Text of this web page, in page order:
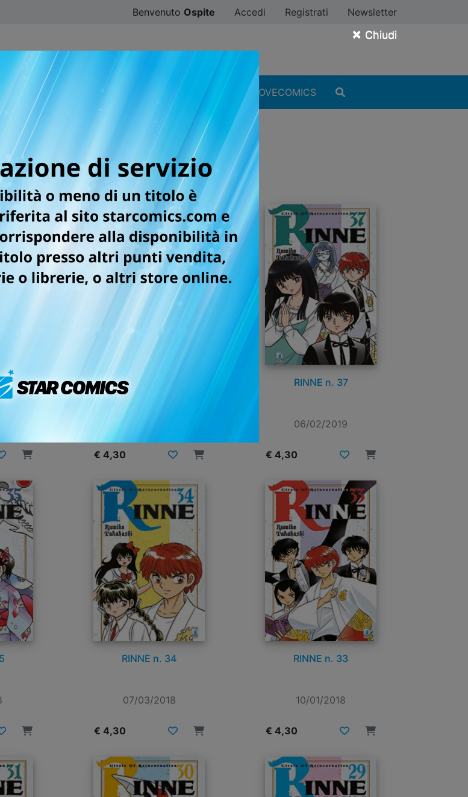
× Chiudi
Benvenuto Ospite Accedi Registrati Newsletter
SFOGLIA ONLINE DIGISTAR #ILOVEMANGA #ILOVECOMICS
RINNE n. 38
10/07/2019
€ 4,30
RINNE n. 37
06/02/2019
€ 4,30
RINNE n. 34
07/03/2018
€ 4,30
RINNE n. 33
10/01/2018
€ 4,30